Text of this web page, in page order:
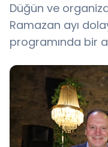
Düğün ve
Ramazan ayı
programında bir